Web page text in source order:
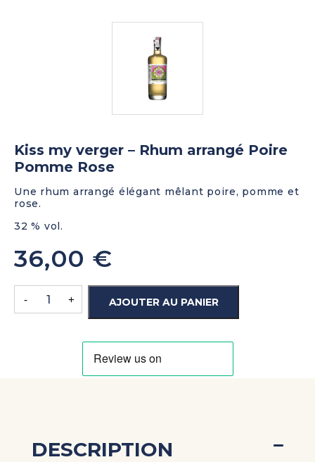
Kiss my verger – Rhum arrangé Poire
Pomme Rose
Une rhum arrangé élégant mêlant poire, pomme et
rose.
32 % vol.
36,00 €
- + AJOUTER AU PANIER
DESCRIPTION